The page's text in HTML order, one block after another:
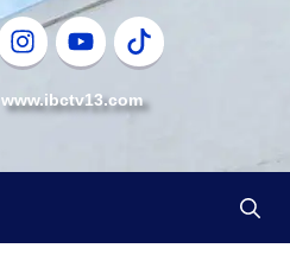
www.ibctv13.com